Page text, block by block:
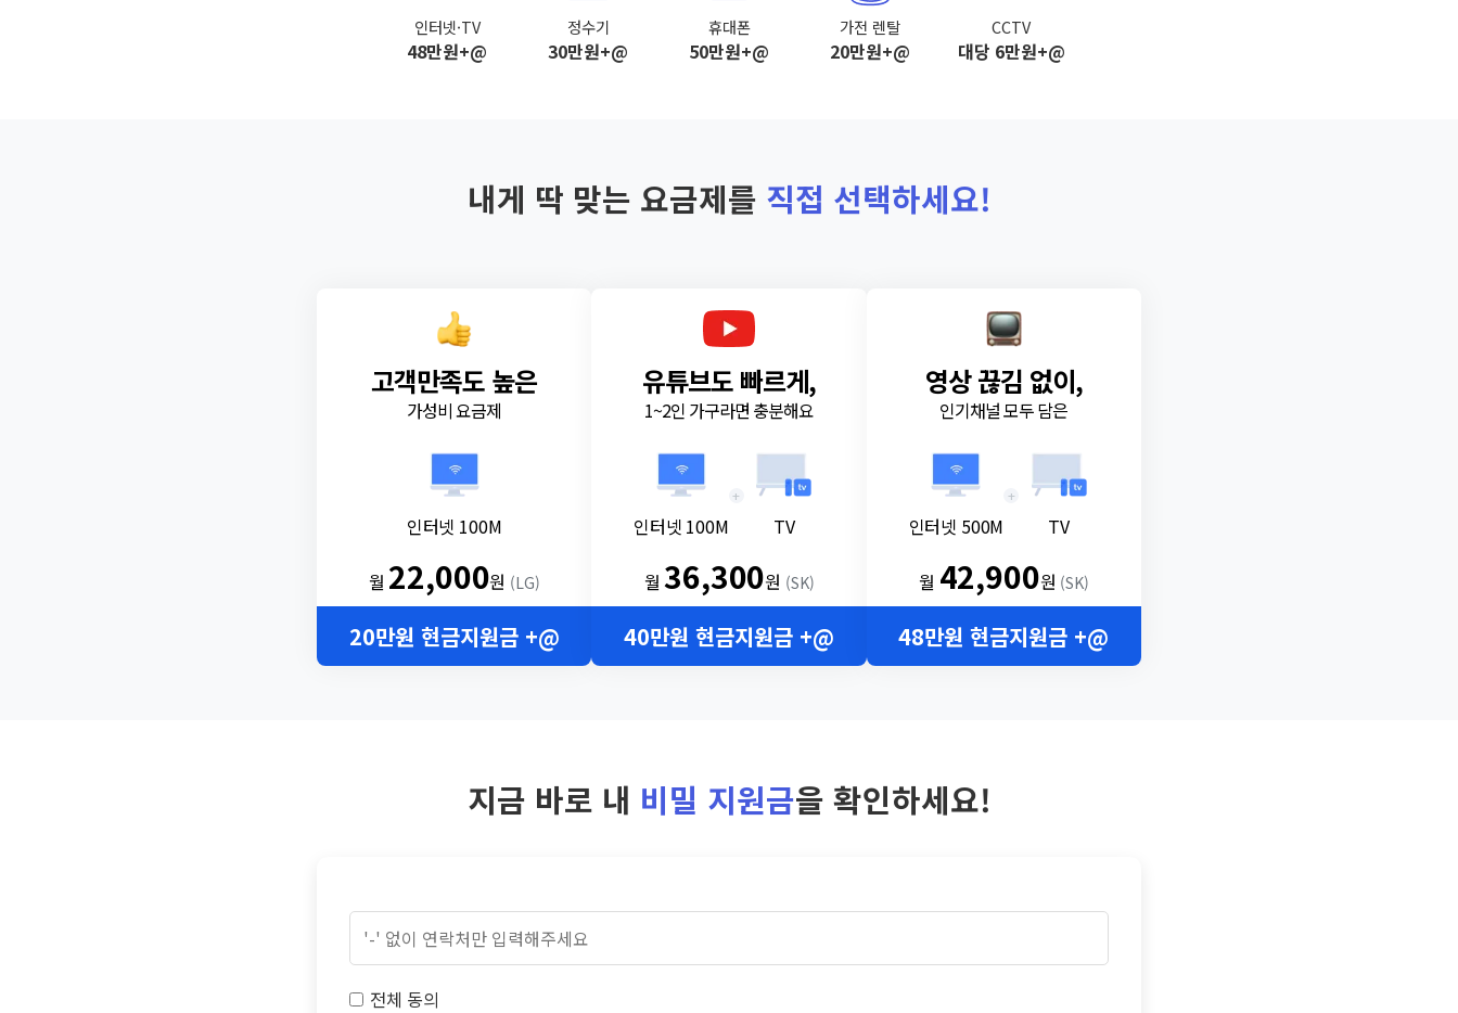
인터넷·TV
48만원+@
정수기
30만원+@
휴대폰
50만원+@
가전 렌탈
20만원+@
CCTV
대당 6만원+@
내게 딱 맞는 요금제를 직접 선택하세요!
고객만족도 높은
가성비 요금제
인터넷 100M
월 22,000원 (LG)
20만원 현금지원금 +@
유튜브도 빠르게,
1~2인 가구라면 충분해요
인터넷 100M
+
TV
월36,300원 (SK)
40만원 현금지원금 +@
영상 끊김 없이,
인기채널 모두 담은
인터넷 500M
+
TV
월 42,900원 (SK)
48만원 현금지원금 +@
지금 바로 내 비밀 지원금을 확인하세요!
전체 동의